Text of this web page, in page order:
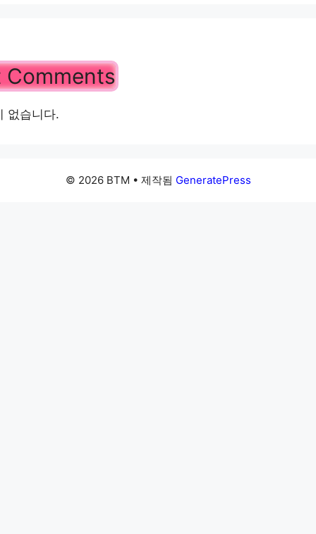
Comments
없습니다.
© 2026 BTM • 제작됨 GeneratePress